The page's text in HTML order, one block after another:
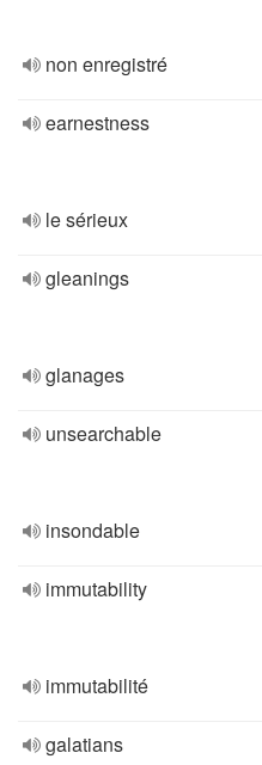
non enregistré
earnestness
le sérieux
gleanings
glanages
unsearchable
insondable
immutability
immutabilité
galatians